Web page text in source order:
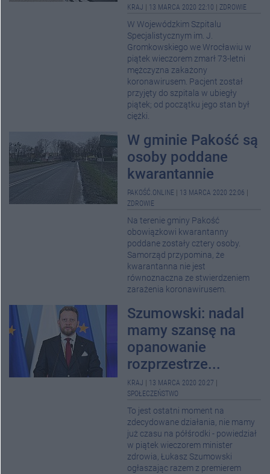
KRAJ 13 MARCA 2020 22:10 ZDROWIE
W Wojewódzkim Szpitalu
Specjalistycznym im. J.
Gromkowskiego we Wrocławiu w
piątek wieczorem zmarł 73-letni
mężczyzna zakażony
koronawirusem. Pacjent został
przyjęty do szpitala w ubiegły
piątek; od początku jego stan był
ciężki.
W gminie Pakość są
osoby poddane
kwarantannie
PAKOŚĆ.ONLINE 13 MARCA 2020 22:06
ZDROWIE
Na terenie gminy Pakość
obowiązkowi kwarantanny
poddane zostały cztery osoby.
Samorząd przypomina, że
kwarantanna nie jest
równoznaczna ze stwierdzeniem
zarażenia koronawirusem.
Szumowski: nadal
mamy szansę na
opanowanie
rozprzestrze...
KRAJ 13 MARCA 2020 20:27
SPOŁECZEŃSTWO
To jest ostatni moment na
zdecydowane działania, nie mamy
już czasu na półśrodki - powiedział
w piątek wieczorem minister
zdrowia, Łukasz Szumowski
ogłaszając razem z premierem